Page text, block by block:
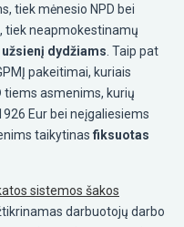
tiek mėnesio NPD bei
tiek neapmokestinamų
dydžiams . Taip pat
pakeitimai, kuriais
tiems asmenims, kurių
Eur bei neįgaliesiems
taikytinas fiksuotas
sistemos šakos
darbuotojų darbo